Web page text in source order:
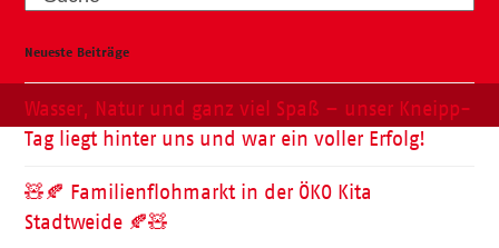
Neueste Beiträge
Wasser, Natur und ganz viel Spaß – unser Kneipp-
Tag liegt hinter uns und war ein voller Erfolg!
🧸🍂 Familienflohmarkt in der ÖKO Kita
Stadtweide 🍂🧸